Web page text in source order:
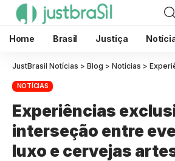
Home Brasil Justiça
JustBrasil Notícias > Blog > Notícias > Experiências
NOTÍCIAS
Experiências
interseção entre
luxo e cervejas